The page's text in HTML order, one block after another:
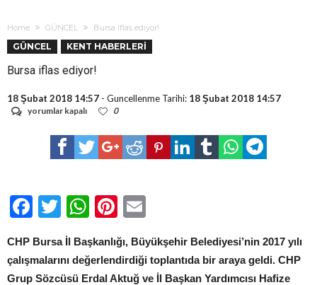
Home GÜNCEL Bursa iflas ediyor!
GÜNCEL KENT HABERLERİ
Bursa iflas ediyor!
18 Şubat 2018 14:57 - Guncellenme Tarihi: 18 Şubat 2018 14:57
Bursa
ediyor!
yorumlar kapalı 0
Facebook
TwitterWhatsApp
Pinterest
CHP Bursa İl Başkanlığı, Büyükşehir Belediyesi’nin 2017 yılı
çalışmalarını değerlendirdiği toplantıda bir araya geldi. CHP
Grup Sözcüsü Erdal Aktuğ ve İl Başkan Yardımcısı Hafize